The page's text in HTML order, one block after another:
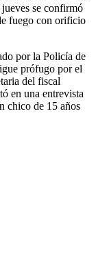
jueves se confirmó
fuego con orificio
por la Policía de
prófugo por el
del fiscal
en una entrevista
chico de 15 años